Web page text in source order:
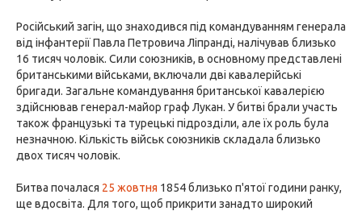
Російський загін, що знаходився під командуванням генерала
від інфантерії Павла Петровича Ліпранді, налічував близько
16 тисяч чоловік. Сили союзників, в основному представлені
британськими військами, включали дві кавалерійські
бригади. Загальне командування британської кавалерією
здійснював генерал-майор граф Лукан. У битві брали участь
також французькі та турецькі підрозділи, але їх роль була
незначною. Кількість військ союзників складала близько
двох тисяч чоловік.
Битва почалася 25 жовтня 1854 близько п'ятої години ранку,
ще вдосвіта. Для того, щоб прикрити занадто широкий